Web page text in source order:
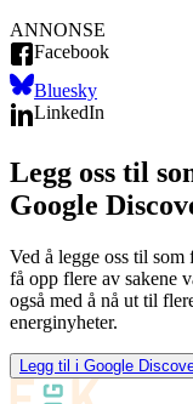
ANNONSE
Facebook
Bluesky
LinkedIn
Legg oss til
Google
Ved å legge oss til
få opp flere av sakene
også med å nå ut til
energinyheter.
Legg til i Google